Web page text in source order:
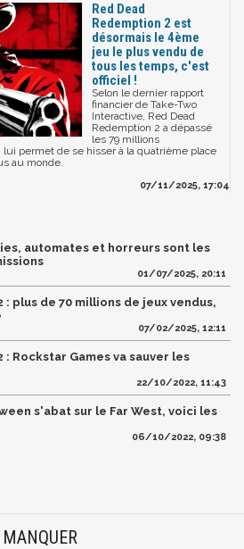
Red Dead
Redemption 2 est
désormais le 4ème
jeu le plus vendu de
tous les temps, c'est
officiel !
Selon le dernier rapport
financier de Take-Two
Interactive, Red Dead
Redemption 2 a dépassé
les 79 millions
lui permet de se hisser à la quatrième place
au monde.
07/11/2025, 17:04
automates et horreurs sont les
01/07/2025, 20:11
: plus de 70 millions de jeux vendus,
07/02/2025, 12:11
: Rockstar Games va sauver les
22/10/2022, 11:43
s'abat sur le Far West, voici les
06/10/2022, 09:38